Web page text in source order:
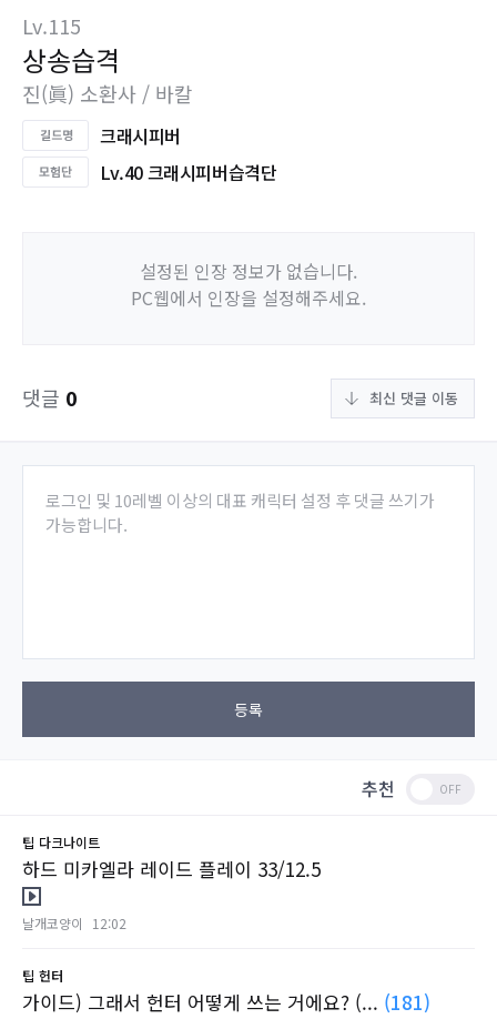
Lv.115
상송습격
진(眞) 소환사 / 바칼
크래시피버
Lv.40 크래시피버습격단
설정된 인장 정보가 없습니다.
PC웹에서 인장을 설정해주세요.
댓글 0 최신 댓글 이동
로그인 및 10레벨 이상의 대표 캐릭터 설정 후 댓글 쓰기가
가능합니다.
등록
추천
팁 다크나이트
하드 미카엘라 레이드 플레이 33/12.5
날개코양이 12:02
팁 헌터
가이드) 그래서 헌터 어떻게 쓰는 거에요? (... (181)